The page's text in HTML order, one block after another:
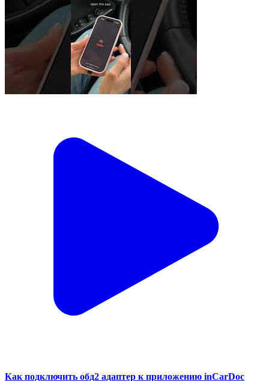
Как подключить обд2 адаптер к приложению inCarDoc